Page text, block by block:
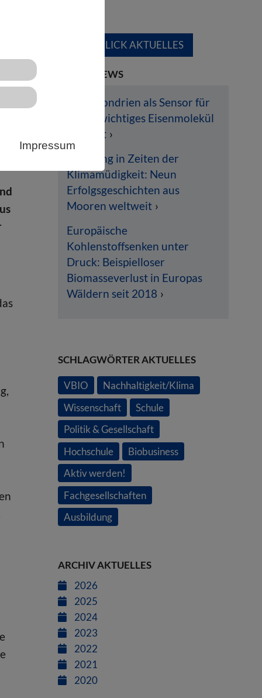
Impressum
ÜBERBLICK AKTUELLES
LETZTE NEWS
Mitochondrien als Sensor für
lebenswichtiges Eisenmolekül
entlarvt
Hoffnung in Zeiten der
Klimamüdigkeit: Neun
Erfolgsgeschichten aus
Mooren weltweit
Europäische
Kohlenstoffsenken unter
Druck: Beispielloser
Biomasseverlust in Europas
Wäldern seit 2018
SCHLAGWÖRTER AKTUELLES
VBIO
Nachhaltigkeit/Klima
Wissenschaft
Schule
Politik & Gesellschaft
Hochschule
Biobusiness
Aktiv werden!
Fachgesellschaften
Ausbildung
ARCHIV AKTUELLES
2026
2025
2024
2023
2022
2021
2020